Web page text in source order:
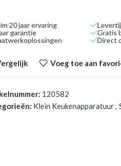
20 jaar ervaring
garantie
Gratis
Direct
Voeg toe aan
120582
Klein Keukenapparatuur,